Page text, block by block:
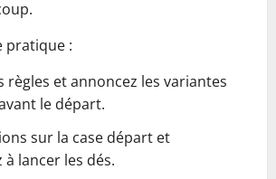
pratique :
règles et annoncez les variantes
le départ.
sur la case départ et
lancer les dés.